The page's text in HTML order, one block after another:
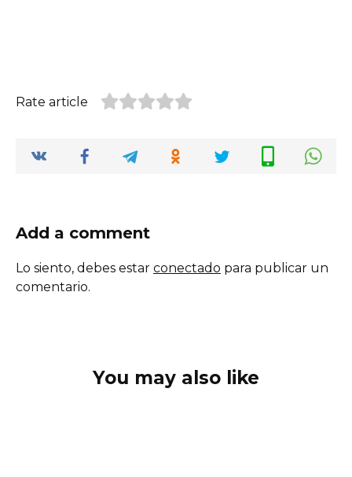
Rate article
Add a comment
Lo siento, debes estar conectado para publicar un
comentario.
You may also like